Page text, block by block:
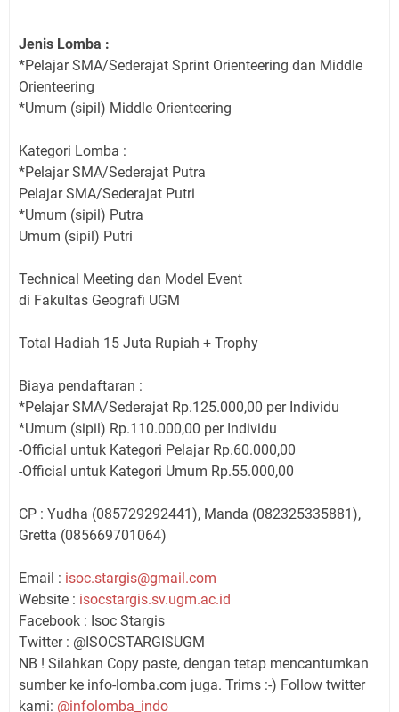
Jenis Lomba :
*Pelajar SMA/Sederajat Sprint Orienteering dan Middle
Orienteering
*Umum (sipil) Middle Orienteering
Kategori Lomba :
*Pelajar SMA/Sederajat Putra
Pelajar SMA/Sederajat Putri
*Umum (sipil) Putra
Umum (sipil) Putri
Technical Meeting dan Model Event
di Fakultas Geografi UGM
Total Hadiah 15 Juta Rupiah + Trophy
Biaya pendaftaran :
*Pelajar SMA/Sederajat Rp.125.000,00 per Individu
*Umum (sipil) Rp.110.000,00 per Individu
-Official untuk Kategori Pelajar Rp.60.000,00
-Official untuk Kategori Umum Rp.55.000,00
CP : Yudha (085729292441), Manda (082325335881),
Gretta (085669701064)
Email : isoc.stargis@gmail.com
Website : isocstargis.sv.ugm.ac.id
Facebook : Isoc Stargis
Twitter : @ISOCSTARGISUGM
NB ! Silahkan Copy paste, dengan tetap mencantumkan
sumber ke info-lomba.com juga. Trims :-) Follow twitter
kami: @infolomba_indo